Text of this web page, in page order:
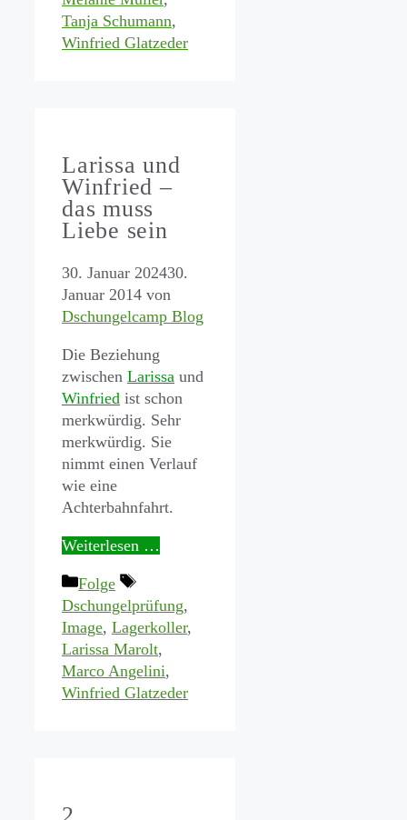
Tanja Schumann,
Winfried Glatzeder
Larissa und
Winfried –
das muss
Liebe sein
30. Januar 202430.
Januar 2014 von
Dschungelcamp Blog
Die Beziehung
zwischen Larissa und
Winfried ist schon
merkwürdig. Sehr
merkwürdig. Sie
nimmt einen Verlauf
wie eine
Achterbahnfahrt.
Weiterlesen …
Kategorien
Folge
Schlagwörter
Dschungelprüfung,
Image, Lagerkoller,
Larissa Marolt,
Marco Angelini,
Winfried Glatzeder